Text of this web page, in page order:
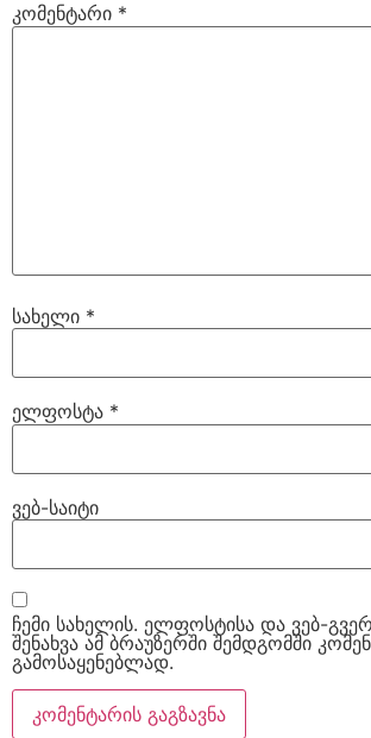
კომენტარი *
სახელი *
ელფოსტა *
ვებ-საიტი
ჩემი სახელის. ელფოსტისა და ვებ-
შენახვა ამ ბრაუზერში შემდგომში
გამოსაყენებლად.